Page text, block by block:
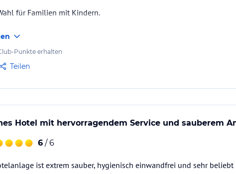
für Familien mit Kindern.
Punkte erhalten
Teilen
Hotel mit hervorragendem Service und sauberem
6 / 6
ist extrem sauber, hygienisch einwandfrei und sehr beliebt